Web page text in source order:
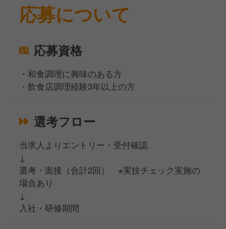
応募について
応募資格
・和食調理に興味のある方
・飲食店調理経験3年以上の方
選考フロー
当求人よりエントリー・受付確認
↓
選考・面接（合計2回） ※実技チェック実施の
場合あり
↓
入社・研修期間